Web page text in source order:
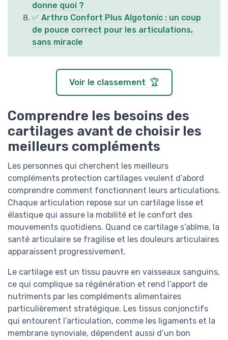
donne quoi ?
✅ Arthro Confort Plus Algotonic : un coup
de pouce correct pour les articulations,
sans miracle
Voir le classement 🏆
Comprendre les besoins des
cartilages avant de choisir les
meilleurs compléments
Les personnes qui cherchent les meilleurs
compléments protection cartilages veulent d’abord
comprendre comment fonctionnent leurs articulations.
Chaque articulation repose sur un cartilage lisse et
élastique qui assure la mobilité et le confort des
mouvements quotidiens. Quand ce cartilage s’abîme, la
santé articulaire se fragilise et les douleurs articulaires
apparaissent progressivement.
Le cartilage est un tissu pauvre en vaisseaux sanguins,
ce qui complique sa régénération et rend l’apport de
nutriments par les compléments alimentaires
particulièrement stratégique. Les tissus conjonctifs
qui entourent l’articulation, comme les ligaments et la
membrane synoviale, dépendent aussi d’un bon